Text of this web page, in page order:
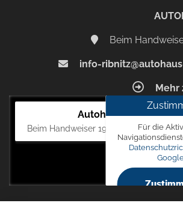
Beim
info-
Mehr
Autohaus Blunck
Beim Handweiser 19, 18311 Ribnitz-
Für die